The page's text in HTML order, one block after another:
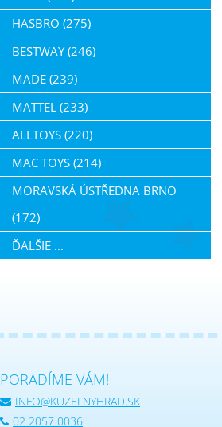
HASBRO (275)
BESTWAY (246)
MADE (239)
MATTEL (233)
ALLTOYS (220)
MAC TOYS (214)
MORAVSKÁ ÚSTŘEDNA BRNO
(172)
ĎALŠIE ...
PORADÍME VÁM!
INFO@KUZELNYHRAD.SK
02 2057 0036